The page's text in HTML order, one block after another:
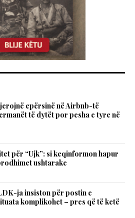
epërsinë në Airbnb-të
të dytët por pesha e tyre në
për “Ujk”: si keqinformon hapur
ushtarake
ja insiston për postin e
komplikohet – pres që të ketë